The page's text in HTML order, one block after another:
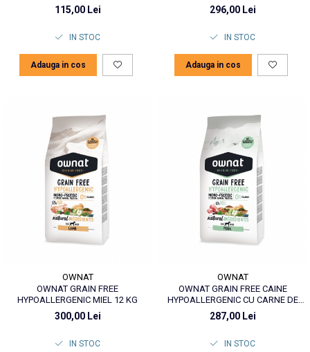
115,00 Lei
IN STOC
Adauga in cos
296,00 Lei
IN STOC
Adauga in cos
OWNAT
OWNAT GRAIN FREE
HYPOALLERGENIC MIEL 12 KG
300,00 Lei
IN STOC
OWNAT
OWNAT GRAIN FREE CAINE
HYPOALLERGENIC CU CARNE DE
PORC 12 KG
287,00 Lei
IN STOC